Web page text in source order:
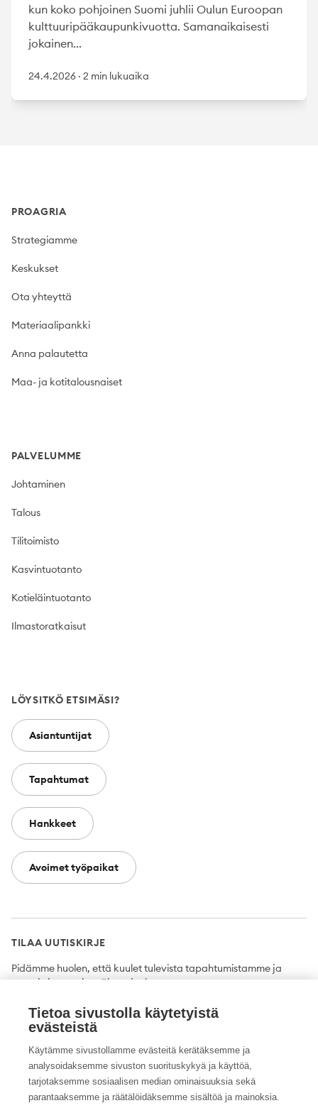
kun koko pohjoinen Suomi juhlii Oulun Euroopan
kulttuuripääkaupunkivuotta. Samanaikaisesti
jokainen...
24.4.2026 · 2 min lukuaika
PROAGRIA
Strategiamme
Keskukset
Ota yhteyttä
Materiaalipankki
Anna palautetta
Maa- ja kotitalousnaiset
PALVELUMME
Johtaminen
Talous
Tilitoimisto
Kasvintuotanto
Kotieläintuotanto
Ilmastoratkaisut
LÖYSITKÖ ETSIMÄSI?
Asiantuntijat
Tapahtumat
Hankkeet
Avoimet työpaikat
TILAA UUTISKIRJE
Pidämme huolen, että kuulet tulevista tapahtumistamme ja
uutuuksista ensimmäisten joukossa.
Tilaa
Twitter FacebookYouTubeInstagramLinkedIn
Tietoa sivustolla käytetyistä
evästeistä
Käytämme sivustollamme evästeitä kerätäksemme ja
analysoidaksemme sivuston suorituskykyä ja käyttöä,
tarjotaksemme sosiaalisen median ominaisuuksia sekä
parantaaksemme ja räätälöidäksemme sisältöä ja mainoksia.